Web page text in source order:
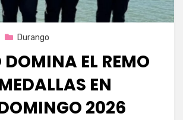
Durango
EL REMO
EN
2026